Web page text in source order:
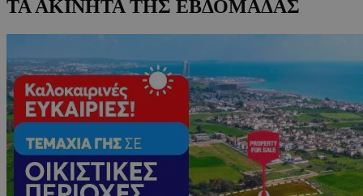
ΤΑ ΑΚΙΝΗΤΑ ΤΗΣ ΕΒΔΟΜΑΔΑΣ